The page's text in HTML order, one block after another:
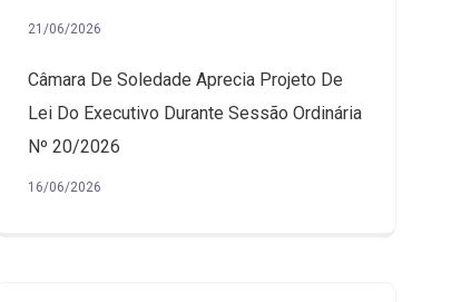
21/06/2026
Câmara De Soledade Aprecia Projeto De
Lei Do Executivo Durante Sessão Ordinária
Nº 20/2026
16/06/2026